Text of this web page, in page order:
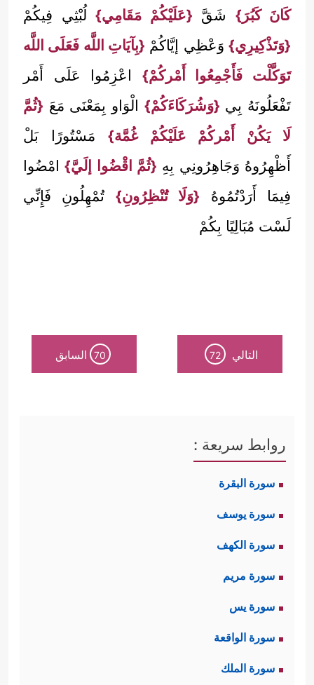
كَانَ كَبُرَ} شَقَّ {عَلَيْكُمْ مَقَامِي} لُبْثِي فِيكُمْ
{وَتَذْكِيرِي} وَعْظِي إيَّاكُمْ {بِآيَاتِ اللَّه فَعَلَى اللَّه
تَوَكَّلْت فَأَجْمِعُوا أَمْركُمْ} اعْزِمُوا عَلَى أَمْر
تَفْعَلُونَهُ بِي {وَشُرَكَاءَكُمْ} الْوَاو بِمَعْنَى مَعَ {ثُمَّ
لَا يَكُنْ أَمْركُمْ عَلَيْكُمْ غُمَّة} مَسْتُورًا بَلْ
أَظْهِرُوهُ وَجَاهِرُونِي بِهِ {ثُمَّ اقْضُوا إلَيَّ}امْضُوا
فِيمَا أَرَدْتُمُوهُ {وَلَا تُنْظِرُونِ} تُمْهِلُونِ فَإِنِّي
لَسْت مُبَالِيًا بِكُمْ
التالي 72
70 السابق
روابط سريعة :
سورة البقرة
سورة يوسف
سورة الكهف
سورة مريم
سورة يس
سورة الواقعة
سورة الملك